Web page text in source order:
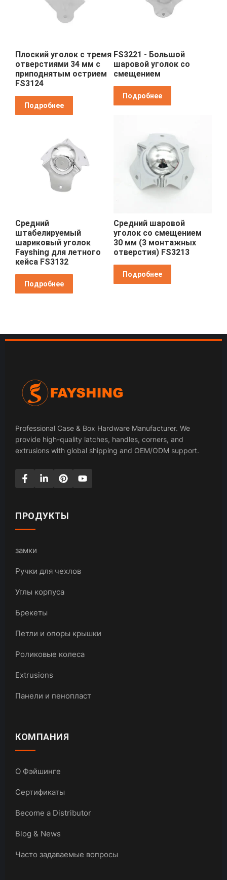
Плоский уголок с тремя
отверстиями 34 мм с
приподнятым острием
FS3124
Подробнее
FS3221 - Большой
шаровой уголок со
смещением
Подробнее
Средний
штабелируемый
шариковый уголок
Fayshing для летного
кейса FS3132
Подробнее
Средний шаровой
уголок со смещением
30 мм (3 монтажных
отверстия) FS3213
Подробнее
Professional Case & Box Hardware Manufacturer. We
provide high-quality latches, handles, corners, and
extrusions with global shipping and OEM/ODM support.
ПРОДУКТЫ
замки
Ручки для чехлов
Углы корпуса
Брекеты
Петли и опоры крышки
Роликовые колеса
Extrusions
Панели и пенопласт
КОМПАНИЯ
О Фэйшинге
Сертификаты
Become a Distributor
Blog & News
Часто задаваемые вопросы